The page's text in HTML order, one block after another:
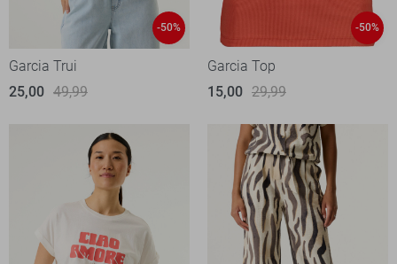
-50%
Garcia Trui
25,00 49,99
-50%
Garcia Top
15,00 29,99